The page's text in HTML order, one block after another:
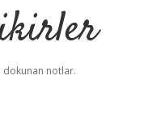
dokunan notlar.